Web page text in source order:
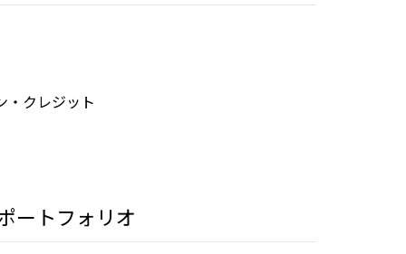
・クレジット
ートフォリオ